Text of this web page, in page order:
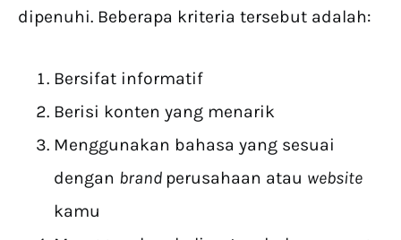
dipenuhi. Beberapa kriteria tersebut adalah:
Bersifat informatif
Berisi konten yang menarik
Menggunakan bahasa yang sesuai
dengan brand perusahaan atau website
kamu